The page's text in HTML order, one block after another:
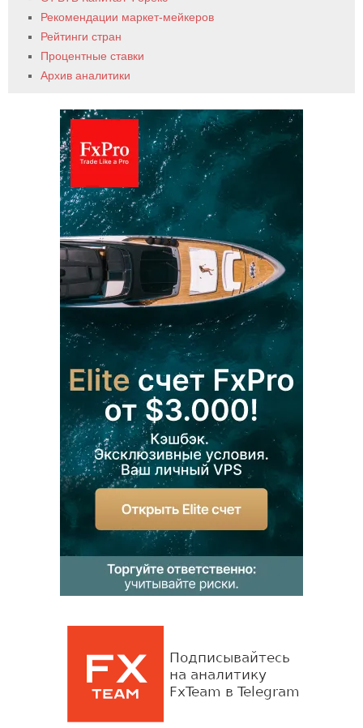
Рекомендации маркет-мейкеров
Рейтинги стран
Процентные ставки
Архив аналитики